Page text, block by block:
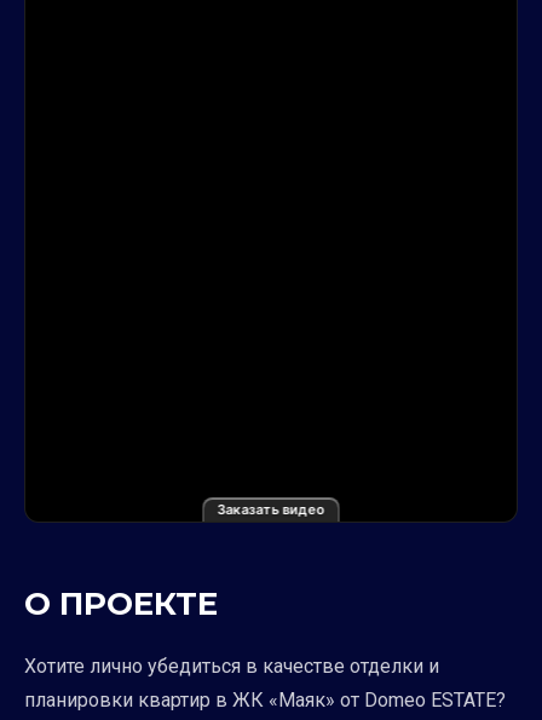
Заказать видео
О ПРОЕКТЕ
Хотите лично убедиться в качестве отделки и
планировки квартир в ЖК «Маяк» от Domeo ESTATE?